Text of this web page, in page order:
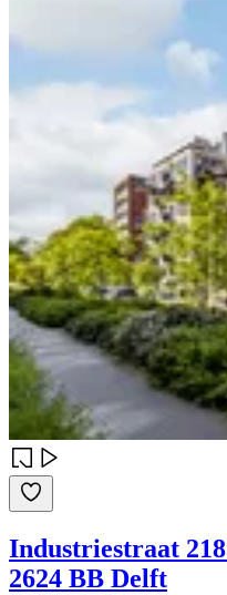
Industriestraat 218
2624 BB Delft